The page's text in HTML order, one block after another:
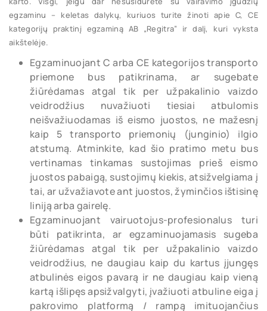
egzaminu – keletas dalykų, kuriuos turite žinoti apie C, CE
kategorijų praktinį egzaminą AB „Regitra” ir dalį, kuri vyksta
aikštelėje.
Egzaminuojant C arba CE kategorijos transporto
priemone bus patikrinama, ar sugebate
žiūrėdamas atgal tik per užpakalinio vaizdo
veidrodžius nuvažiuoti tiesiai atbulomis
neišvažiuodamas iš eismo juostos, ne mažesnį
kaip 5 transporto priemonių (junginio) ilgio
atstumą. Atminkite, kad šio pratimo metu bus
vertinamas tinkamas sustojimas prieš eismo
juostos pabaigą, sustojimų kiekis, atsižvelgiama į
tai, ar užvažiavote ant juostos, žyminčios ištisinę
liniją arba gairelę.
Egzaminuojant vairuotojus-profesionalus turi
būti patikrinta, ar egzaminuojamasis sugeba
žiūrėdamas atgal tik per užpakalinio vaizdo
veidrodžius, ne daugiau kaip du kartus įjungęs
atbulinės eigos pavarą ir ne daugiau kaip vieną
kartą išlipęs apsižvalgyti, įvažiuoti atbuline eiga į
pakrovimo platformą / rampą imituojančius